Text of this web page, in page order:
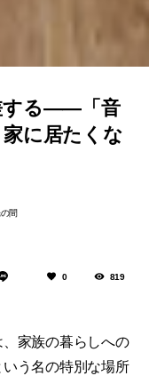
する——「音
に居たくな
間
0 819
家族の暮らしへの
う名の特別な場所